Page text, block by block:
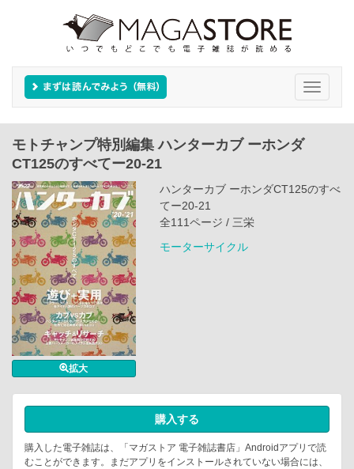
Toggle
モトチャンプ特別編集 ハンターカブ ーホンダ
CT125のすべてー20‐21
拡大
ハンターカブ ーホンダCT125のすべ
てー20‐21
全111ページ / 三栄
モーターサイクル
購入する
購入した電子雑誌は、「マガストア 電子雑誌書店」Androidアプリで読
むことができます。まだアプリをインストールされていない場合には、